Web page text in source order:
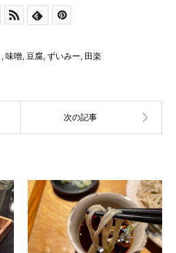
, 味噌, 豆腐, ずいみー, 田楽